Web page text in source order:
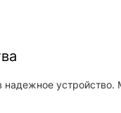
надежное